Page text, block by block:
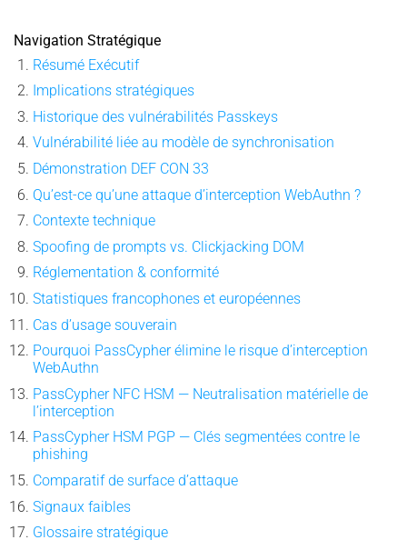
Navigation Stratégique
Résumé Exécutif
Implications stratégiques
Historique des vulnérabilités Passkeys
Vulnérabilité liée au modèle de synchronisation
Démonstration DEF CON 33
Qu’est-ce qu’une attaque d’interception WebAuthn ?
Contexte technique
Spoofing de prompts vs. Clickjacking DOM
Réglementation & conformité
Statistiques francophones et européennes
Cas d’usage souverain
Pourquoi PassCypher élimine le risque d’interception
WebAuthn
PassCypher NFC HSM — Neutralisation matérielle de
l’interception
PassCypher HSM PGP — Clés segmentées contre le
phishing
Comparatif de surface d’attaque
Signaux faibles
Glossaire stratégique